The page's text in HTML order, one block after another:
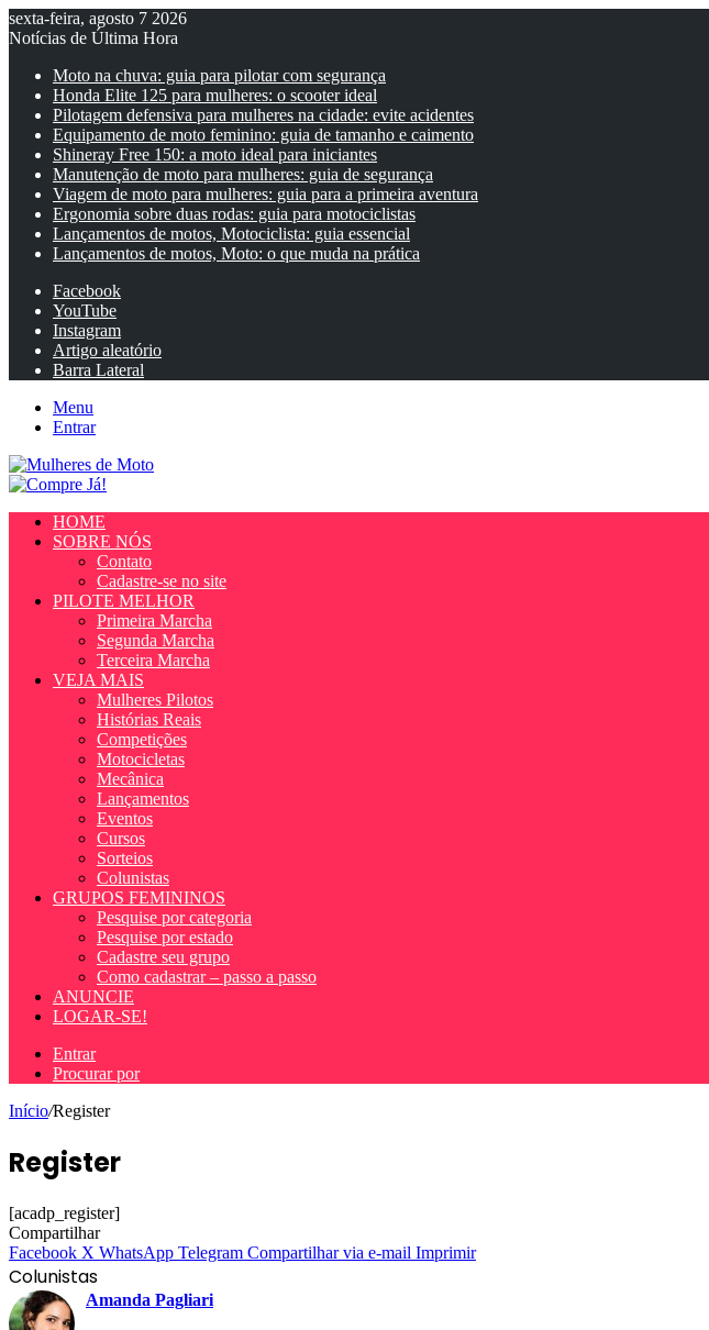
sexta-feira, agosto 7 2026
Notícias de Última Hora
Moto na chuva: guia para pilotar com segurança
Honda Elite 125 para mulheres: o scooter ideal
Pilotagem defensiva para mulheres na cidade: evite acidentes
Equipamento de moto feminino: guia de tamanho e caimento
Shineray Free 150: a moto ideal para iniciantes
Manutenção de moto para mulheres: guia de segurança
Viagem de moto para mulheres: guia para a primeira aventura
Ergonomia sobre duas rodas: guia para motociclistas
Lançamentos de motos, Motociclista: guia essencial
Lançamentos de motos, Moto: o que muda na prática
Facebook
YouTube
Instagram
Artigo aleatório
Barra Lateral
Menu
Entrar
HOME
SOBRE NÓS
Contato
Cadastre-se no site
PILOTE MELHOR
Primeira Marcha
Segunda Marcha
Terceira Marcha
VEJA MAIS
Mulheres Pilotos
Histórias Reais
Competições
Motocicletas
Mecânica
Lançamentos
Eventos
Cursos
Sorteios
Colunistas
GRUPOS FEMININOS
Pesquise por categoria
Pesquise por estado
Cadastre seu grupo
Como cadastrar – passo a passo
ANUNCIE
LOGAR-SE!
Entrar
Procurar por
Início/Register
Register
[acadp_register]
Compartilhar
Facebook X WhatsApp Telegram Compartilhar via e-mail Imprimir
Colunistas
Amanda Pagliari